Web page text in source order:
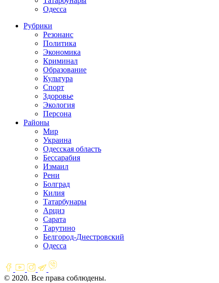
Одесса
Рубрики
Резонанс
Политика
Экономика
Криминал
Образование
Культура
Спорт
Здоровье
Экология
Персона
Районы
Мир
Украина
Одесская область
Бессарабия
Измаил
Рени
Болград
Килия
Татарбунары
Арциз
Сарата
Тарутино
Белгород-Днестровский
Одесса
© 2020. Все права соблюдены.